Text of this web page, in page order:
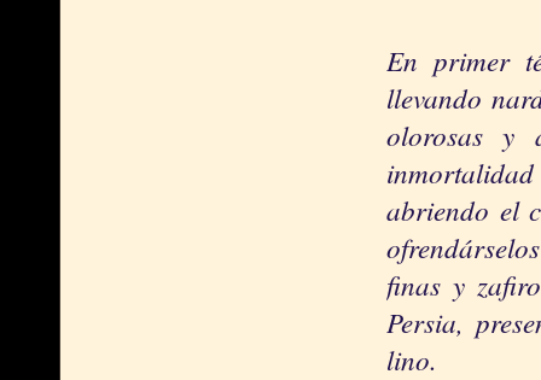
En primer
llevando
olorosas y
inmortalidad
abriendo el
finas y
Persia,
lino.